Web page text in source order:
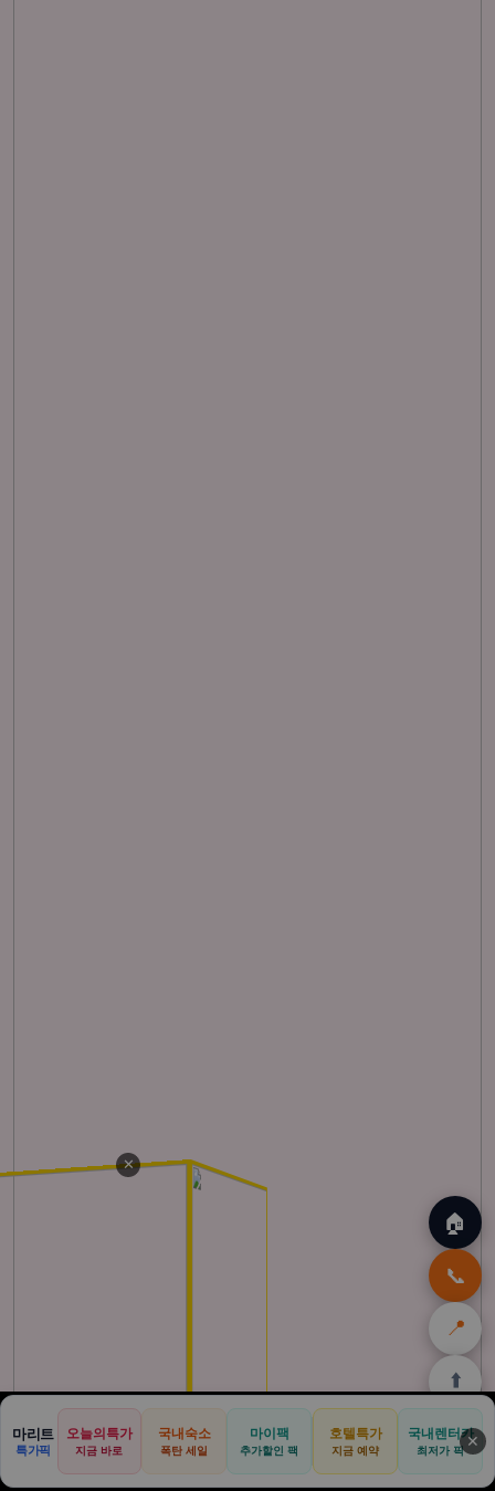
🏠
📞
📍
⬆️
🏠
홈
🏝️
몰디브
🌴
발리
🌺
하와이
🎁
쿠팡
할인
✕
마리트
특가픽
오늘의특가
지금 바로
국내숙소
폭탄 세일
마이팩
추가할인 팩
호텔특가
지금 예약
국내렌터카
최저가 픽 ✕